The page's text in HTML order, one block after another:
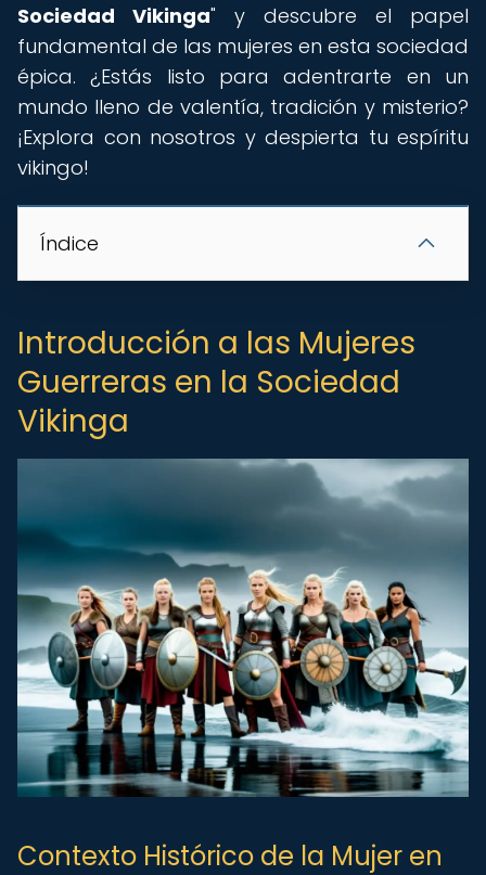
Sociedad Vikinga" y descubre el papel
fundamental de las mujeres en esta sociedad
épica. ¿Estás listo para adentrarte en un
mundo lleno de valentía, tradición y misterio?
¡Explora con nosotros y despierta tu espíritu
vikingo!
Índice
Introducción a las Mujeres
Guerreras en la Sociedad
Vikinga
Contexto Histórico de la Mujer en